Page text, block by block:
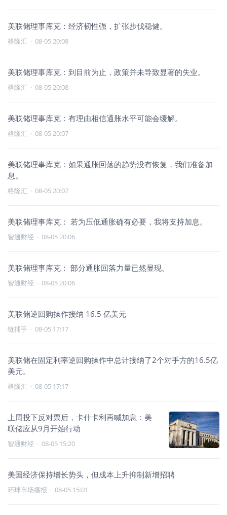
美联储理事库克：经济韧性强，扩张步伐稳健。
格隆汇 · 08-05 20:08
美联储理事库克：到目前为止，政策并未导致显著的失业。
格隆汇 · 08-05 20:08
美联储理事库克：有理由相信通胀水平可能会缓解。
格隆汇 · 08-05 20:07
美联储理事库克：如果通胀回落的趋势没有恢复，我们准备加
息。
格隆汇 · 08-05 20:07
美联储理事库克： 若为压低通胀确有必要，我将支持加息。
智通财经 · 08-05 20:06
美联储理事库克： 部分通胀回落力量已然显现。
智通财经 · 08-05 20:06
美联储逆回购操作接纳 16.5 亿美元
链捕手 · 08-05 17:17
美联储在固定利率逆回购操作中总计接纳了2个对手方的16.5亿
美元。
格隆汇 · 08-05 17:17
上周投下反对票后，卡什卡利再喊加息：美
联储应从9月开始行动
智通财经 · 08-05 15:20
美国经济保持增长势头，但成本上升抑制新增招聘
环球市场播报 · 08-05 15:01